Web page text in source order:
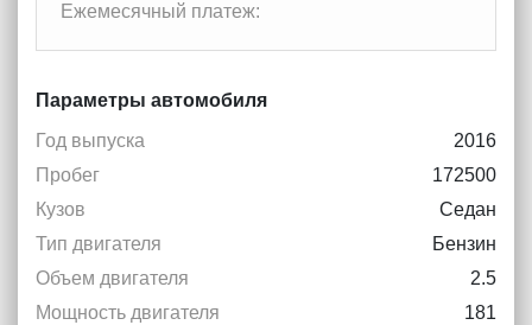
Ежемесячный платеж:
Параметры автомобиля
Год выпуска
2016
Пробег
172500
Кузов
Седан
Тип двигателя
Бензин
Объем двигателя
2.5
Мощность двигателя
181